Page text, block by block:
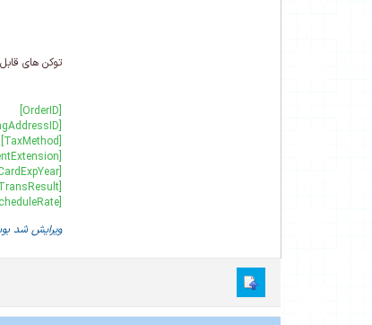
توکن های
[ShippingTaxScheduleRate]
ویرایش شد